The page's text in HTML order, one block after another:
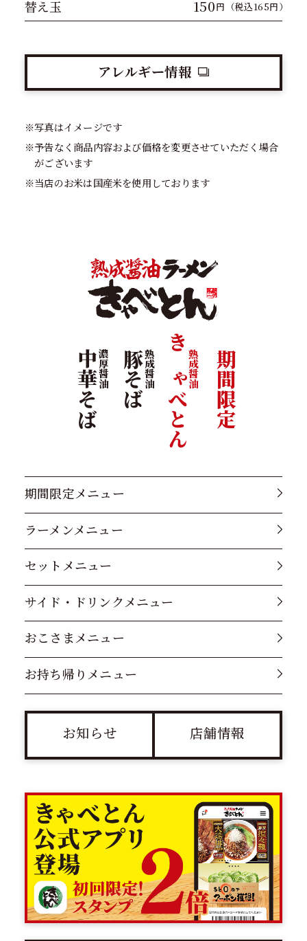
替え玉 150円（税込165円）
アレルギー情報
※写真はイメージです
※予告なく商品内容および価格を変更させていただく場合
がございます
※当店のお米は国産米を使用しております
期間限定
熟成醤油
きゃべとん
熟成醤油
豚そば
濃厚醤油
中華そば
期間限定メニュー
ラーメンメニュー
セットメニュー
サイド・ドリンクメニュー
おこさまメニュー
お持ち帰りメニュー
お知らせ 店舗情報